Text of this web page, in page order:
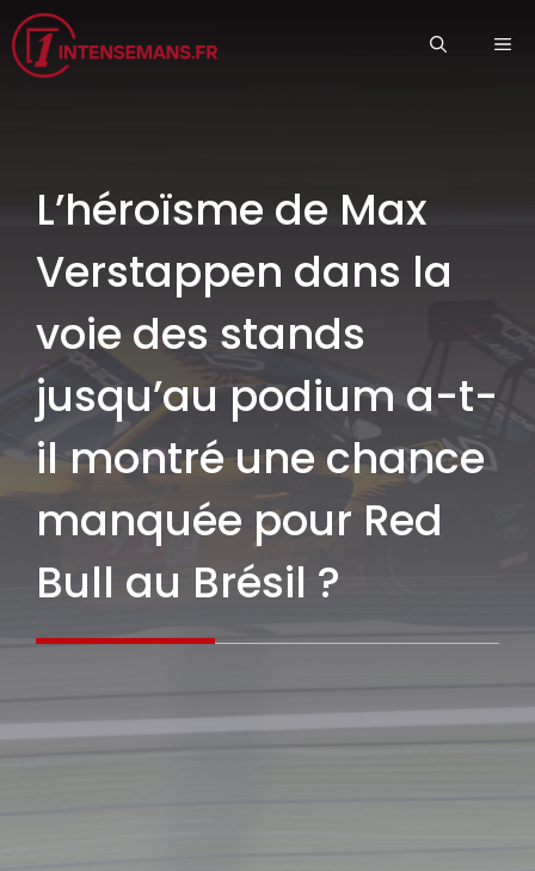
Aller
au
contenu
L’héroïsme de Max
Verstappen dans la
voie des stands
jusqu’au podium a-t-
il montré une chance
manquée pour Red
Bull au Brésil ?